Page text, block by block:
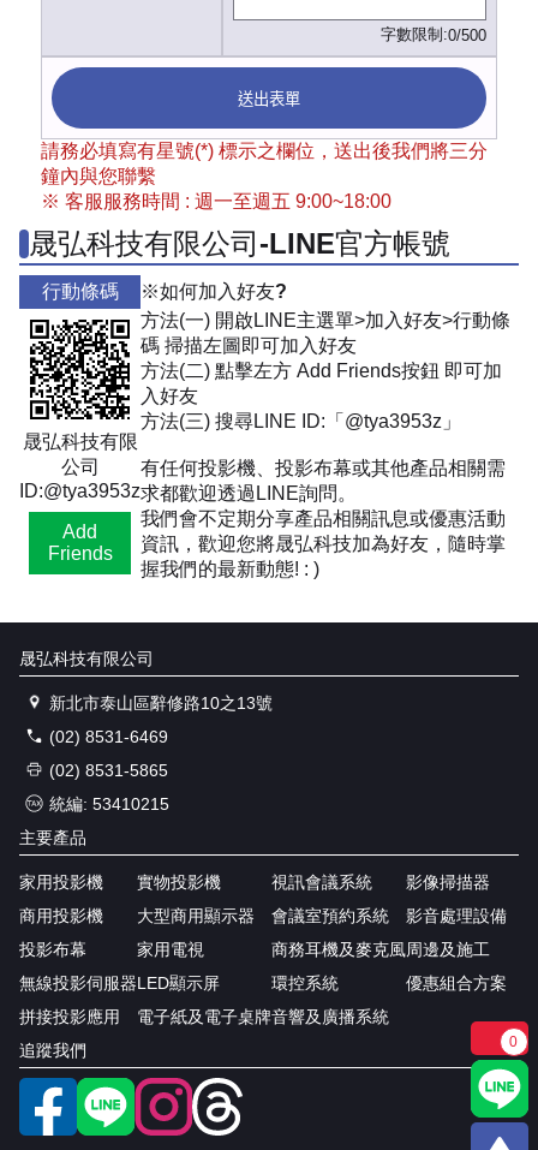
字數限制:0/500
送出表單
請務必填寫有星號(*) 標示之欄位，送出後我們將三分
鐘內與您聯繫
※ 客服服務時間 : 週一至週五 9:00~18:00
晟弘科技有限公司-LINE官方帳號
行動條碼
晟弘科技有限
公司
ID:@tya3953z
Add
Friends
※如何加入好友?
方法(一) 開啟LINE主選單>加入好友>行動條
碼 掃描左圖即可加入好友
方法(二) 點擊左方 Add Friends按鈕 即可加
入好友
方法(三) 搜尋LINE ID:「@tya3953z」
有任何投影機、投影布幕或其他產品相關需
求都歡迎透過LINE詢問。
我們會不定期分享產品相關訊息或優惠活動
資訊，歡迎您將晟弘科技加為好友，隨時掌
握我們的最新動態! : )
晟弘科技有限公司
新北市泰山區辭修路10之13號
(02) 8531-6469
(02) 8531-5865
統編: 53410215
主要產品
家用投影機
商用投影機
投影布幕
無線投影伺服器
拼接投影應用
實物投影機
大型商用顯示器
家用電視
LED顯示屏
電子紙及電子桌牌
視訊會議系統
會議室預約系統
商務耳機及麥克風
環控系統
音響及廣播系統
影像掃描器
影音處理設備
周邊及施工
優惠組合方案
追蹤我們 0